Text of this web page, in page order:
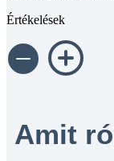
Értékelések
Amit